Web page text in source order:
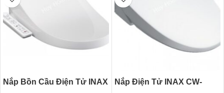
Nắp Bồn Cầu Điện Tử INAX
Nắp Điện Tử INAX CW-